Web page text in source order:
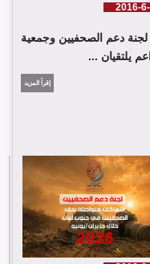
2016-
دعم الصحفيين وجمعية
يلتقيان ...
إقرأ المزيد